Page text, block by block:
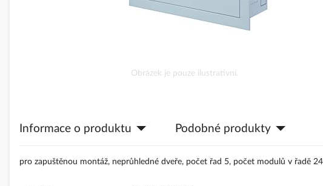
obrázky
Obrázek je pouze ilustrativní.
Informace o produktu Podobné produkty
pro zapuštěnou montáž, neprůhledné dveře, počet řad 5, počet modulů v řadě